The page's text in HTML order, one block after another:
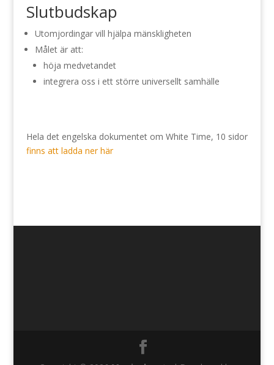
Slutbudskap
Utomjordingar vill hjälpa mänskligheten
Målet är att:
höja medvetandet
integrera oss i ett större universellt samhälle
Hela det engelska dokumentet om White Time, 10 sidor
finns att ladda ner här